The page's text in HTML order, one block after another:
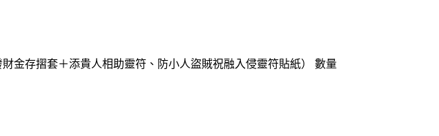
金存摺套＋添貴人相助靈符、防小人盜賊祝融入侵靈符貼紙） 數量